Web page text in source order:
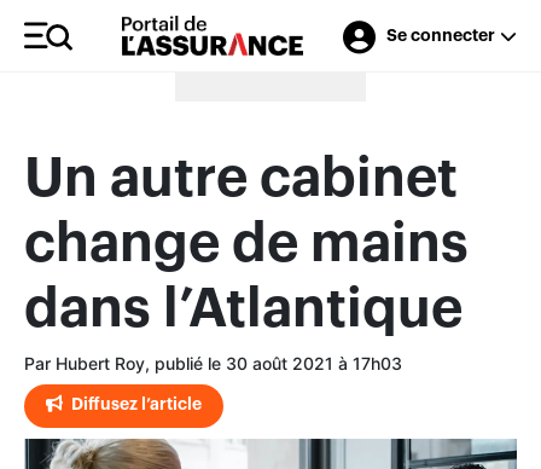
Se connecter
Merci à nos annonceurs
Un autre cabinet
change de mains
dans l’Atlantique
Par Hubert Roy, publié le 30 août 2021 à 17h03
Diffusez l’article